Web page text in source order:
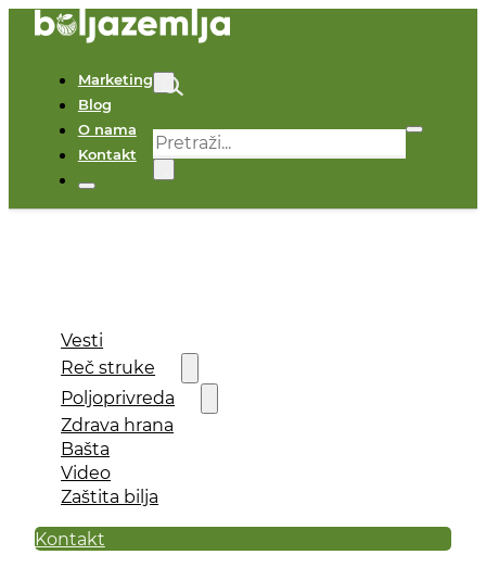
Marketing
Blog
O nama
Kontakt
Pretraga
Vesti
Reč struke
Poljoprivreda
Zdrava hrana
Bašta
Video
Zaštita bilja
Kontakt